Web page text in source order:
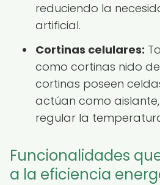
reduciendo la
artificial.
Cortinas celulares:
como cortinas nido
cortinas poseen
actúan como
regular la
Funcionalidades
a la eficiencia